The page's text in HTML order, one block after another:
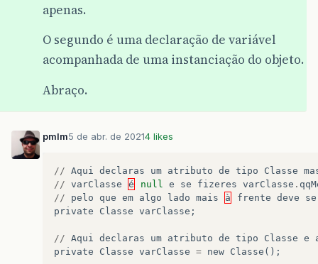
apenas.
O segundo é uma declaração de variável
acompanhada de uma instanciação do objeto.
Abraço.
pmlm5 de abr. de 20214 likes
// Aqui declaras um atributo de tipo Classe
// varClasse é null e se fizeres varClasse .
//
pelo que em algo lado mais à frente deve
private
Classe varClasse ;
// Aqui declaras um atributo de tipo Classe e
private
Classe varClasse = new Classe ();